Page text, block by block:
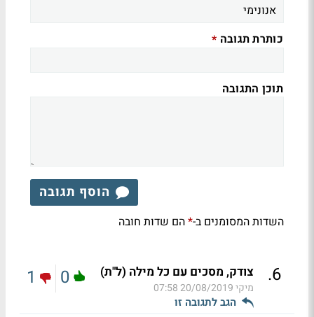
כותרת תגובה *
תוכן התגובה
הוסף תגובה
השדות המסומנים ב-*הם שדות חובה
6
. צודק, מסכים עם כל מילה (ל"ת)
מיקי20/08/2019 07:58
הגב לתגובה זו
0
1